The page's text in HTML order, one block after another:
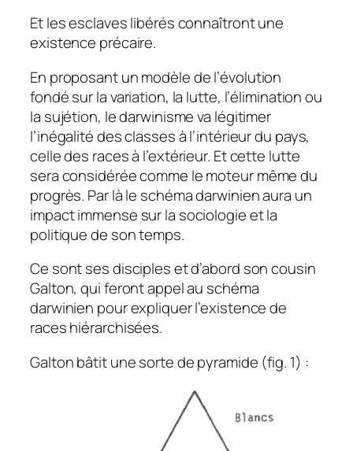
Et les esclaves libérés connaîtront une
existence précaire.
En proposant un modèle de l’évolution
fondé sur la variation, la lutte, l’élimination ou
la sujétion, le darwinisme va légitimer
l’inégalité des classes à l’intérieur du pays,
celle des races à l’extérieur. Et cette lutte
sera considérée comme le moteur même du
progrès. Par là le schéma darwinien aura un
impact immense sur la sociologie et la
politique de son temps.
Ce sont ses disciples et d’abord son cousin
Galton, qui feront appel au schéma
darwinien pour expliquer l’existence de
races hiérarchisées.
Galton bâtit une sorte de pyramide (fig. 1) :